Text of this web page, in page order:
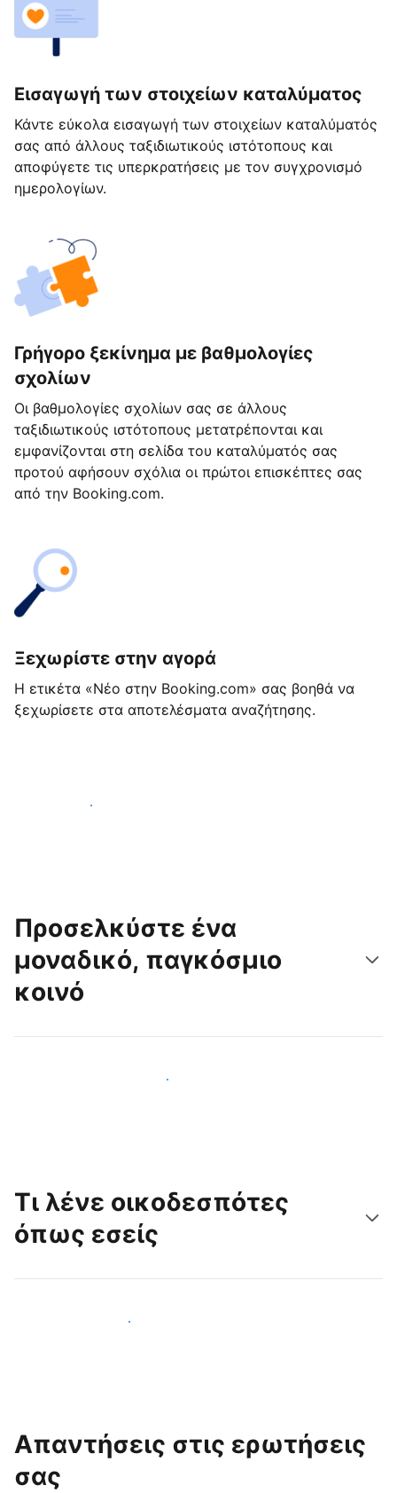
Εισαγωγή των στοιχείων καταλύματος
Κάντε εύκολα εισαγωγή των στοιχείων καταλύματός
σας από άλλους ταξιδιωτικούς ιστότοπους και
αποφύγετε τις υπερκρατήσεις με τον συγχρονισμό
ημερολογίων.
Γρήγορο ξεκίνημα με βαθμολογίες
σχολίων
Οι βαθμολογίες σχολίων σας σε άλλους
ταξιδιωτικούς ιστότοπους μετατρέπονται και
εμφανίζονται στη σελίδα του καταλύματός σας
προτού αφήσουν σχόλια οι πρώτοι επισκέπτες σας
από την Booking.com.
Ξεχωρίστε στην αγορά
Η ετικέτα «Νέο στην Booking.com» σας βοηθά να
ξεχωρίσετε στα αποτελέσματα αναζήτησης.
Ξεκινήστε σήμερα
Προσελκύστε ένα
μοναδικό, παγκόσμιο
κοινό
Προσελκύστε νέους επισκέπτες σήμερα
Τι λένε οικοδεσπότες
όπως εσείς
Γίνετε κι εσείς οικοδεσπότης
Απαντήσεις στις ερωτήσεις
σας